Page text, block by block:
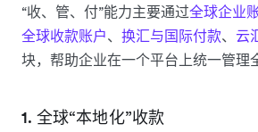
“收、管、付”能力主要通过全球企业
全球收款账户、 换汇与国际付款、 云
块，帮助企业在一个平台上统一管理
1. 全球“本地化”收款